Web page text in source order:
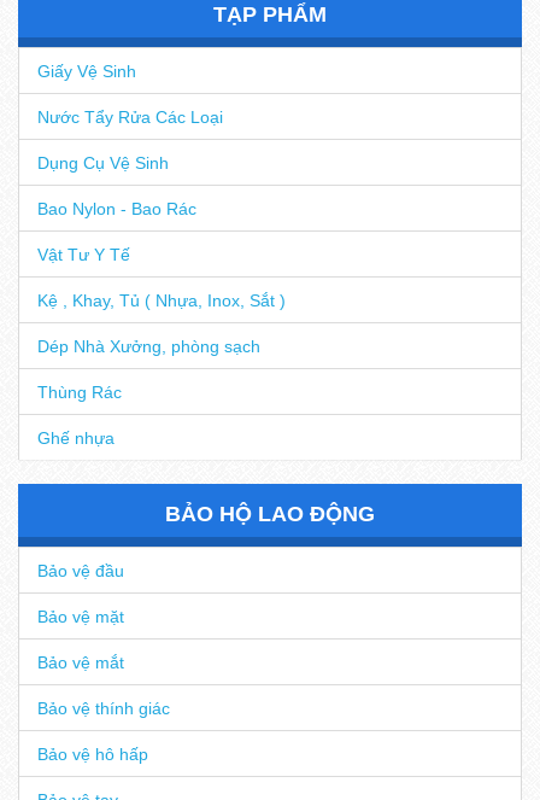
TẠP PHẨM
Giấy Vệ Sinh
Nước Tẩy Rửa Các Loại
Dụng Cụ Vệ Sinh
Bao Nylon - Bao Rác
Vật Tư Y Tế
Kệ , Khay, Tủ ( Nhựa, Inox, Sắt )
Dép Nhà Xưởng, phòng sạch
Thùng Rác
Ghế nhựa
BẢO HỘ LAO ĐỘNG
Bảo vệ đầu
Bảo vệ mặt
Bảo vệ mắt
Bảo vệ thính giác
Bảo vệ hô hấp